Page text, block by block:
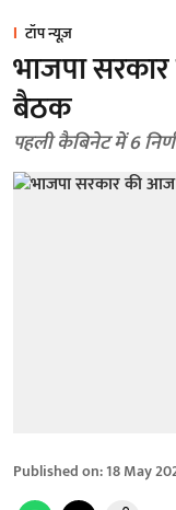
टॉप न्यूज़
भाजपा
बैठक
पहली कैबिनेट में 6
Published on:18 May